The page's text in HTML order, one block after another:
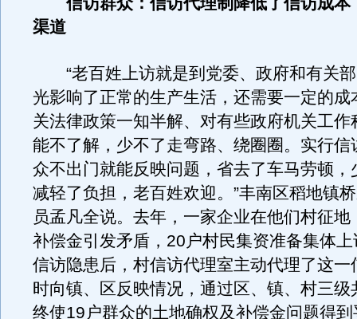
渠道
“老百姓上访就是到党委、政府和有关部
光影响了正常的生产生活，还需要一定的成
关法律政策一知半解、对有些政府机关工作
能不了解，少不了走弯路、绕圈圈。实行信
众不出门就能反映问题，省去了车马劳顿，
减轻了负担，老百姓欢迎。”丰南区稻地镇
员孟凡全说。去年，一家企业在他们村征地
补偿金引发矛盾，20户村民集资准备集体
信访隐患后，村信访代理室主动代理了这一
时向镇、区反映情况，通过区、镇、村三级
终使19户群众的土地确权及补偿金问题得